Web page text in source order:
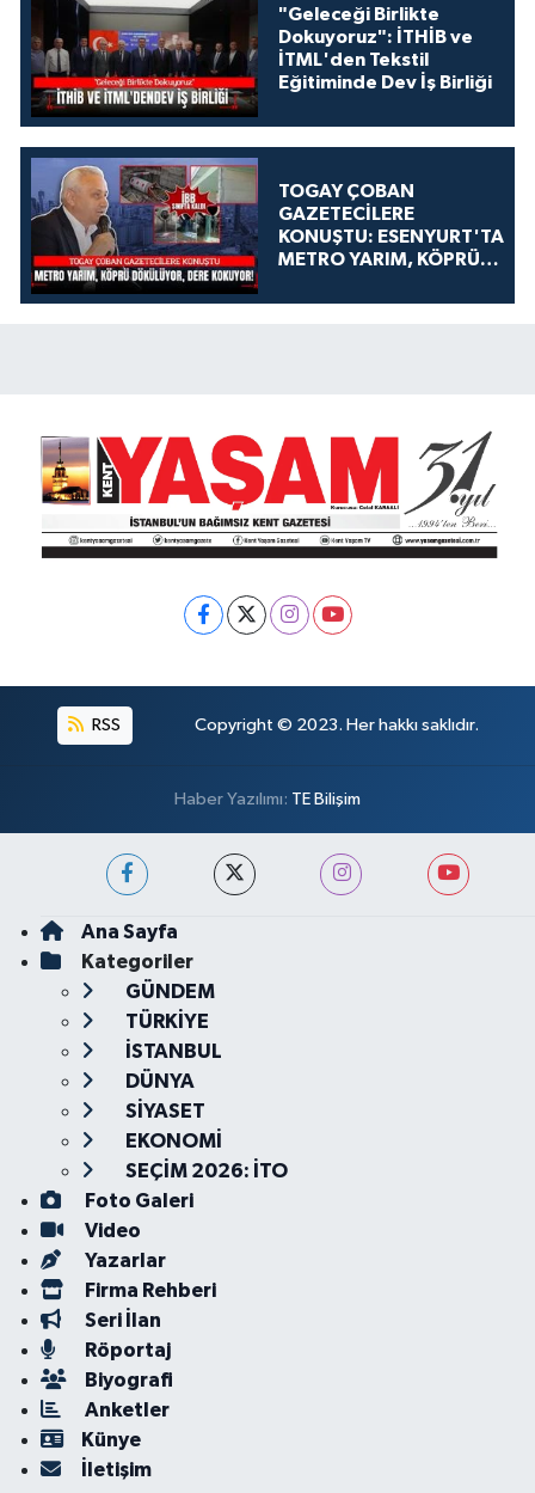
"Geleceği Birlikte
Dokuyoruz": İTHİB ve
İTML'den Tekstil
Eğitiminde Dev İş Birliği
TOGAY ÇOBAN
GAZETECİLERE
KONUŞTU: ESENYURT'TA
METRO YARIM, KÖPRÜ
KOKUYOR!
RSS Copyright © 2023. Her hakkı saklıdır.
Haber Yazılımı: TE Bilişim
Ana Sayfa
Kategoriler
GÜNDEM
TÜRKİYE
İSTANBUL
DÜNYA
SİYASET
EKONOMİ
SEÇİM 2026: İTO
Foto Galeri
Video
Yazarlar
Firma Rehberi
Seri İlan
Röportaj
Biyografi
Anketler
Künye
İletişim